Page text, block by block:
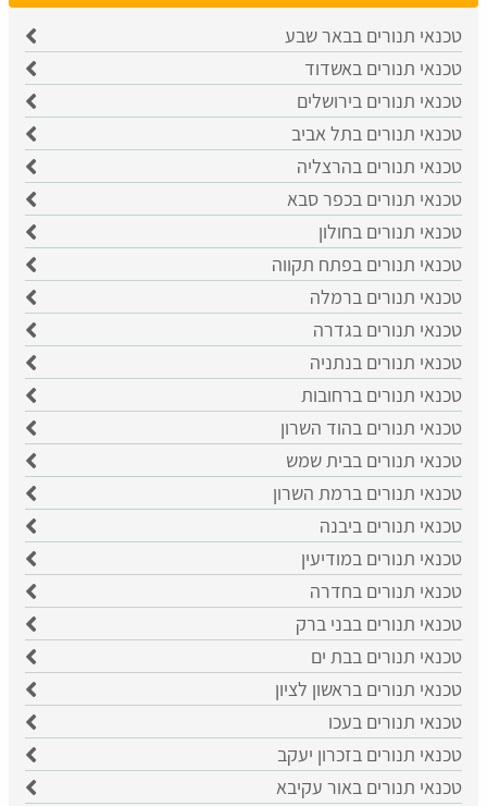
טכנאי תנורים בבאר שבע
טכנאי תנורים באשדוד
טכנאי תנורים בירושלים
טכנאי תנורים בתל אביב
טכנאי תנורים בהרצליה
טכנאי תנורים בכפר סבא
טכנאי תנורים בחולון
טכנאי תנורים בפתח תקווה
טכנאי תנורים ברמלה
טכנאי תנורים בגדרה
טכנאי תנורים בנתניה
טכנאי תנורים ברחובות
טכנאי תנורים בהוד השרון
טכנאי תנורים בבית שמש
טכנאי תנורים ברמת השרון
טכנאי תנורים ביבנה
טכנאי תנורים במודיעין
טכנאי תנורים בחדרה
טכנאי תנורים בבני ברק
טכנאי תנורים בבת ים
טכנאי תנורים בראשון לציון
טכנאי תנורים בעכו
טכנאי תנורים בזכרון יעקב
טכנאי תנורים באור עקיבא